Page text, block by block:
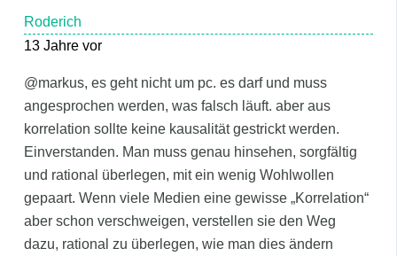
Roderich
13 Jahre vor
@markus, es geht nicht um pc. es darf und muss
angesprochen werden, was falsch läuft. aber aus
korrelation sollte keine kausalität gestrickt werden.
Einverstanden. Man muss genau hinsehen, sorgfältig
und rational überlegen, mit ein wenig Wohlwollen
gepaart. Wenn viele Medien eine gewisse „Korrelation“
aber schon verschweigen, verstellen sie den Weg
dazu, rational zu überlegen, wie man dies ändern